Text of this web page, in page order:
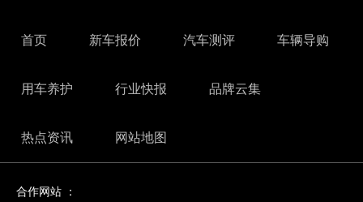
首页 新车报价 汽车测评 车辆导购
用车养护 行业快报 品牌云集
热点资讯 网站地图
合作网站 ：